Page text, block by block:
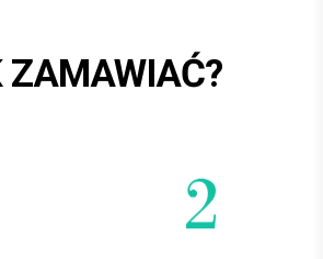
ZAMAWIAĆ?